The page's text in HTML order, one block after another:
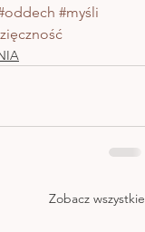
#myśli
Zobacz wszystkie